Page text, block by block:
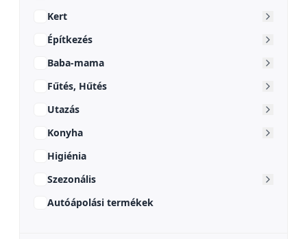
Kert
Építkezés
Baba-mama
Fűtés, Hűtés
Utazás
Konyha
Higiénia
Szezonális
Autóápolási termékek